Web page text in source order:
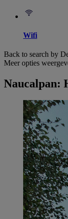
Wifi
Back to search by
Meer opties
Naucalpan: